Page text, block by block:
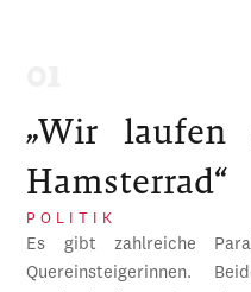
„Wir laufen
Hamsterrad“
POLITIK
Es gibt zahlreiche
Quereinsteigerinnen.